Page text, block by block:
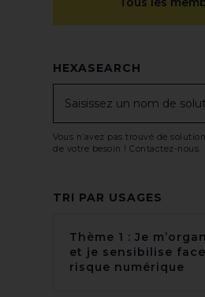
HEXASEARCH
TRI PAR USAGES
Thème 1 : Je
et je sensibilise
risque numérique